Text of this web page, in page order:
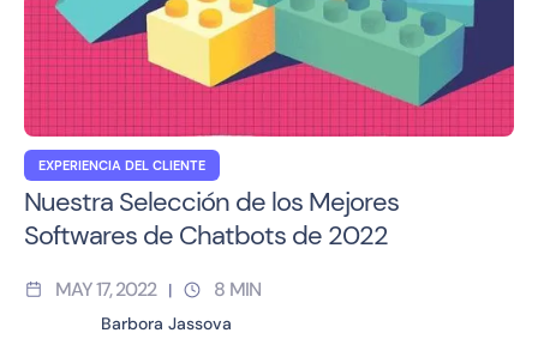
EXPERIENCIA DEL CLIENTE
Nuestra Selección de los Mejores
Softwares de Chatbots de 2022
MAY 17, 2022 | 8 MIN
Barbora Jassova